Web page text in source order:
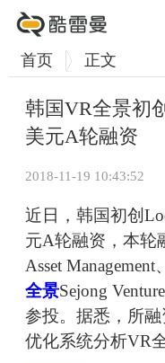
首页 正文
韩国VR全景初
美元A轮融资
2018-11-19 10:43:52
近日，韩国初创
元A轮融资，本轮
Asset Management
全景Sejong
参投。据悉，所
优化系统分析VR